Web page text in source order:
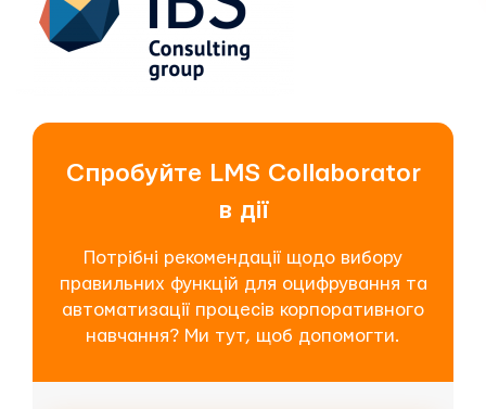
Спробуйте LMS Collaborator
в дії
Потрібні рекомендації щодо вибору
правильних функцій для оцифрування та
автоматизації процесів корпоративного
навчання? Ми тут, щоб допомогти.